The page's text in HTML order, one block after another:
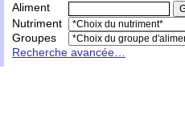
Aliment
Nutriment
Groupes
Recherche avancée…